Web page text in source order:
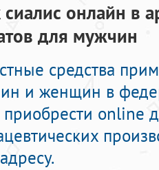
онлайн в
для мужчин
средства
и женщин в
online